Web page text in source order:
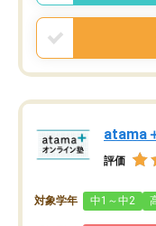
atama
評価
対象学年 中1～中2